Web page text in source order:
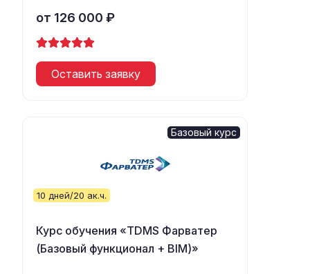
от 126 000 ₽
Оставить заявку
Базовый курс
10 дней/20 ак.ч.
Курс обучения «TDMS Фарватер
(Базовый функционал + BIM)»